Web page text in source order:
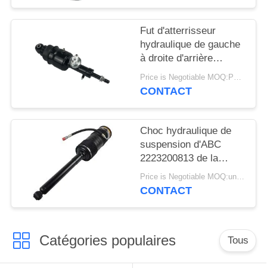
SITE
INTIMITÉ
POLITIQUE
Fut d'atterrisseur
hydraulique de gauche
à droite d'arrière
d'E62101LA8B pour
Infiniti QX56 QX80 Z62
Price is Negotiable MOQ:PCs 1
CONTACT
Choc hydraulique de
suspension d'ABC
2223200813 de la
suspension
2223200713 d'air de
Price is Negotiable MOQ:un pc/pcs
CONTACT
Catégories populaires Tous